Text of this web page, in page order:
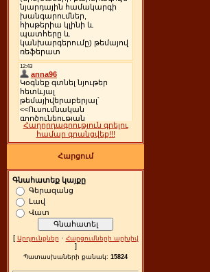
Հաղորդագրություն գրելու
համար գրանցվեք!!!
Հարցում
Գնահատեք կայքը
Գերազանց
Լավ
Վատ
[ Արդյունքներ · Հարցումների արխիվ
]
Պատասխաների քանակ: 15824